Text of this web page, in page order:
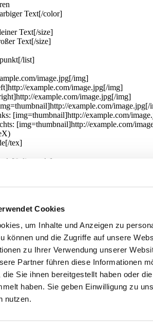
Cookies
um Inhalte und Anzeigen zu
können und die Zugriffe auf unsere
zu Ihrer Verwendung unserer
Partner führen diese Informationen
Sie ihnen bereitgestellt haben oder
haben. Sie geben Einwilligung zu
nutzen.
Text[/color]
Text[/size]
Text[/size]
list]
image.jpg[/img]
example.com/image.jpg[/img]
example.com/image.jpg[/img]
example.com/image.jpg[/
[img=thumbnail]http://example.com/
[img=thumbnail]http://example.com/
tex]
inlinecode]
code]
code]
code]